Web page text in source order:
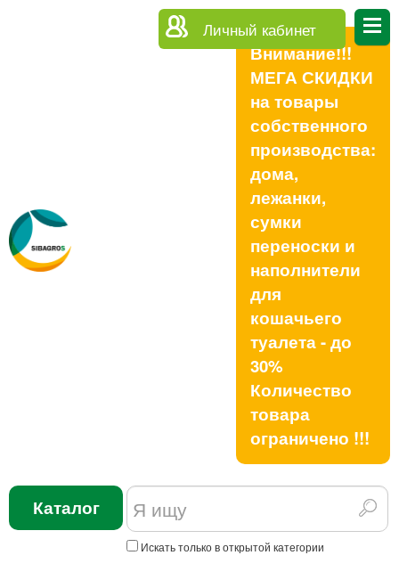
Личный кабинет
Внимание!!!
МЕГА СКИДКИ
на товары
собственного
производства:
дома,
лежанки,
сумки
переноски и
наполнители
для
кошачьего
туалета - до
30%
Количество
товара
ограничено !!!
Каталог
Искать только в открытой категории